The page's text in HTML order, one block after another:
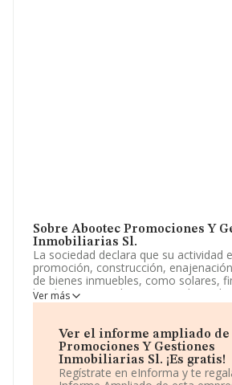
Sobre Abootec Promociones Y
Inmobiliarias Sl.
La sociedad declara que su actividad
promoción, construcción,
de bienes inmuebles, como solares,
locales comerciales, naves
y parkings, oficinas, viviendas o
publica y privada. La empresa aparece
Registro Mercantil como Sociedad
actividad CNAE es 'Agentes de la
con código 6831. La sociedad no
Ver más
Ver el informe ampliado de
Promociones Y Gestiones
Inmobiliarias Sl. ¡Es gratis!
Regístrate en eInforma y te